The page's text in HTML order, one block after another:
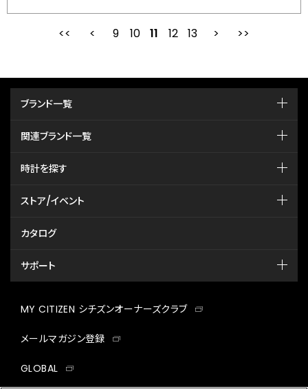
最初 前
9 10 11 12 13
ブランド一覧
関連ブランド一覧
時計を探す
ストア/イベント
カタログ
サポート
MY CITIZEN シチズンオーナーズクラブ
メールマガジン登録
GLOBAL